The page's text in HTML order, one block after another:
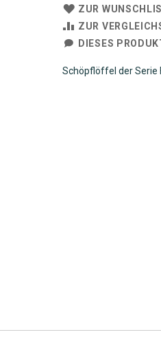
ZUR
ZUR
DIESES
Schöpflöffel der Serie